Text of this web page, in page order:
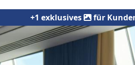
+1 exklusives für